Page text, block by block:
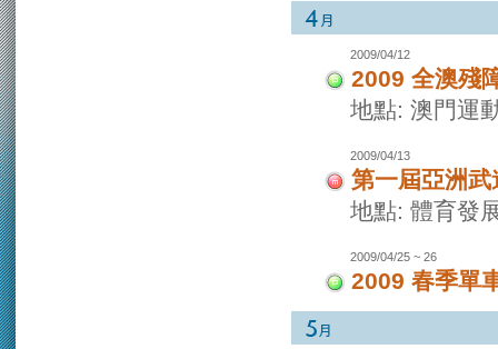
2009/04/12
2009 全澳殘
地點: 澳門運
2009/04/13
第一屆亞洲
地點: 體育發
2009/04/25 ~ 26
2009 春季單